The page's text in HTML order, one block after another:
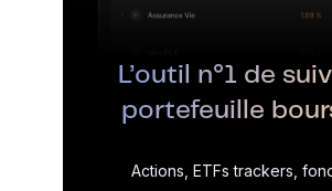
L’outil n°1 de
portefeuille
Actions, ETFs trackers,